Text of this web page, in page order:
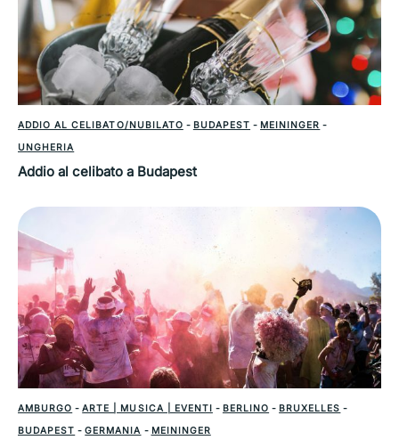
ADDIO AL CELIBATO/NUBILATO - BUDAPEST - MEININGER -
UNGHERIA
Addio al celibato a Budapest
AMBURGO -ARTE | MUSICA | EVENTI - BERLINO - BRUXELLES -
BUDAPEST -GERMANIA - MEININGER